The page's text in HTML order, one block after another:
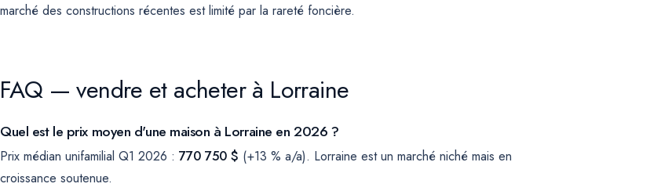
marché des constructions récentes est limité par la rareté foncière.
FAQ — vendre et acheter à Lorraine
Quel est le prix moyen d'une maison à Lorraine en 2026 ?
Prix médian unifamilial Q1 2026 : 770 750 $ (+13 % a/a). Lorraine est un marché niché mais en
croissance soutenue.